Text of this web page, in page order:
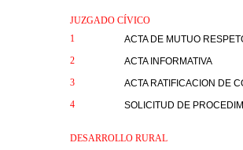
JUZGADO CÍVICO
1
ACTA DE MUTUO
2
ACTA INFORMATIVA
3
ACTA RATIFICACION DE
4
SOLICITUD DE
DESARROLLO RURAL